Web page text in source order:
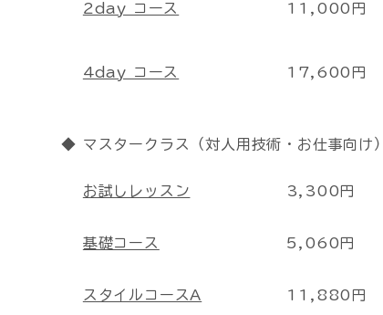
11,000円
2day コース
17,600円
4day コース
◆ マスタークラス（対人用技術・お仕事向け）
3,300円
お試しレッスン
5,060円
基礎コース
11,880円
スタイルコースA